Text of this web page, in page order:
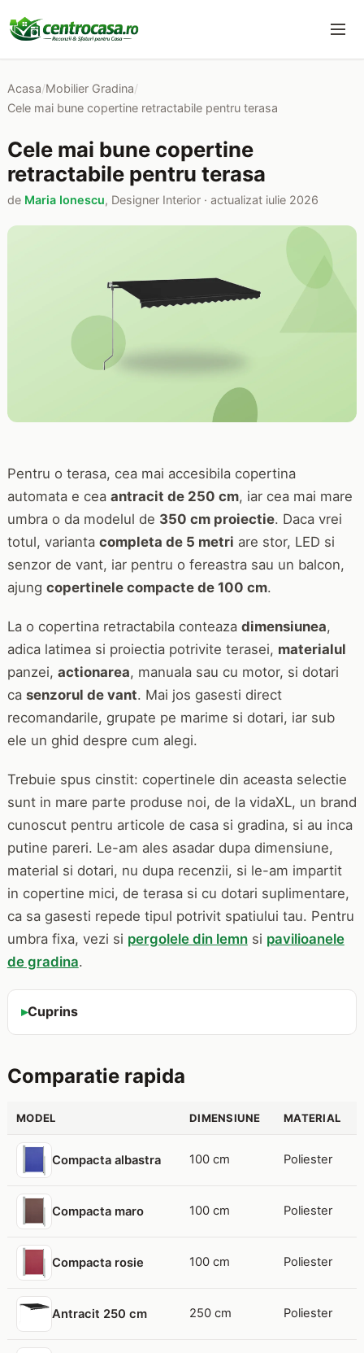
Acasa/Mobilier Gradina/
Cele mai bune copertine retractabile pentru terasa
Cele mai bune copertine
retractabile pentru terasa
de Maria Ionescu, Designer Interior · actualizat iulie 2026
Pentru o terasa, cea mai accesibila copertina
automata e cea antracit de 250 cm, iar cea mai mare
umbra o da modelul de 350 cm proiectie. Daca vrei
totul, varianta completa de 5 metri are stor, LED si
senzor de vant, iar pentru o fereastra sau un balcon,
ajung copertinele compacte de 100 cm.
La o copertina retractabila conteaza dimensiunea,
adica latimea si proiectia potrivite terasei, materialul
panzei, actionarea, manuala sau cu motor, si dotari
ca senzorul de vant. Mai jos gasesti direct
recomandarile, grupate pe marime si dotari, iar sub
ele un ghid despre cum alegi.
Trebuie spus cinstit: copertinele din aceasta selectie
sunt in mare parte produse noi, de la vidaXL, un brand
cunoscut pentru articole de casa si gradina, si au inca
putine pareri. Le-am ales asadar dupa dimensiune,
material si dotari, nu dupa recenzii, si le-am impartit
in copertine mici, de terasa si cu dotari suplimentare,
ca sa gasesti repede tipul potrivit spatiului tau. Pentru
umbra fixa, vezi si pergolele din lemnsi pavilioanele
de gradina.
Cuprins
Comparatie rapida
MODEL DIMENSIUNE MATERIAL
Compacta albastra 100 cm Poliester
Compacta maro 100 cm Poliester
Compacta rosie 100 cm Poliester
Antracit 250 cm 250 cm Poliester